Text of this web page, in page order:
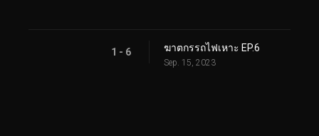
1 - 6 ฆาตกรรถไฟเหาะ EP.6
Sep. 15, 2023